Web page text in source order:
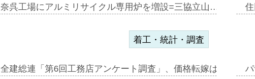
奈呉工場にアルミリサイクル専用炉を増設=三協立山…
着工・統計・調査
全建総連「第6回工務店アンケート調査」、価格転嫁は十分に